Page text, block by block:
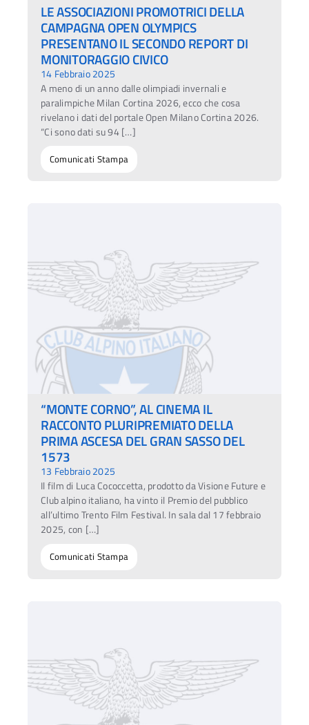
LE ASSOCIAZIONI PROMOTRICI DELLA
CAMPAGNA OPEN OLYMPICS
PRESENTANO IL SECONDO REPORT DI
MONITORAGGIO CIVICO
14 Febbraio 2025
A meno di un anno dalle olimpiadi invernali e
paralimpiche Milan Cortina 2026, ecco che cosa
rivelano i dati del portale Open Milano Cortina 2026.
“Ci sono dati su 94 […]
Comunicati Stampa
“MONTE CORNO”, AL CINEMA IL
RACCONTO PLURIPREMIATO DELLA
PRIMA ASCESA DEL GRAN SASSO DEL
1573
13 Febbraio 2025
Il film di Luca Cococcetta, prodotto da Visione Future e
Club alpino italiano, ha vinto il Premio del pubblico
all’ultimo Trento Film Festival. In sala dal 17 febbraio
2025, con […]
Comunicati Stampa